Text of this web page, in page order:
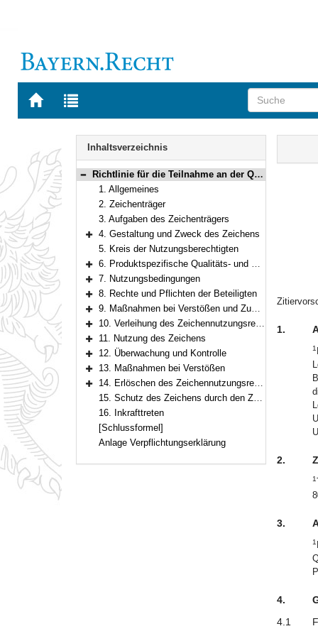
Zur
BAYERN.RECHT
Zur
letzten
Navigation
Inhaltsverzeichnis
Bereich reduzieren
Richtlinie für die Teilnahme an der Qualitätsregelung „Geprüfte Qualität“
1. Allgemeines
2. Zeichenträger
3. Aufgaben des Zeichenträgers
Bereich erweitern
4. Gestaltung und Zweck des Zeichens
5. Kreis der Nutzungsberechtigten
Bereich erweitern
6. Produktspezifische Qualitäts- und Prüfbestimmungen
Bereich erweitern
7. Nutzungsbedingungen
Bereich erweitern
8. Rechte und Pflichten der Beteiligten
Bereich erweitern
9. Maßnahmen bei Verstößen und Zuwiderhandlungen
Bereich erweitern
10. Verleihung des Zeichennutzungsrechts
Bereich erweitern
11. Nutzung des Zeichens
Bereich erweitern
12. Überwachung und Kontrolle
Bereich erweitern
13. Maßnahmen bei Verstößen
Bereich erweitern
14. Erlöschen des Zeichennutzungsrechts
15. Schutz des Zeichens durch den Zeichennutzer
16. Inkrafttreten
[Schlussformel]
Anlage Verpflichtungserklärung
1.
1
2.
1
3.
1
4.
4.1